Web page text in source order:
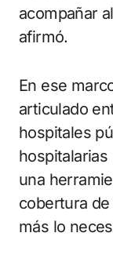
acompañar
afirmó.
En ese
articulado
hospitales
una
cobertura
más lo